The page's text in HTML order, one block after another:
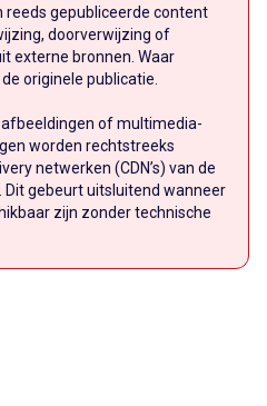
gepubliceerde content
doorverwijzing of
externe bronnen. Waar
originele publicatie.
of multimedia-
worden rechtstreeks
netwerken (CDN’s) van de
Dit gebeurt uitsluitend wanneer
zijn zonder technische